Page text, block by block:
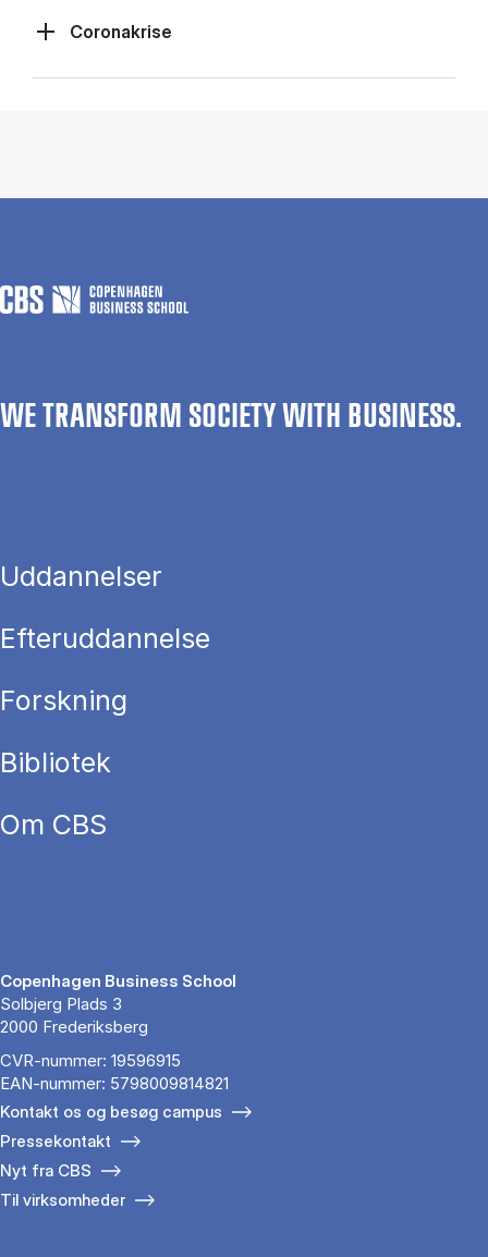
Coronakrise
WE TRANSFORM SOCIETY WITH BUSINESS.
Uddannelser
Efteruddannelse
Forskning
Bibliotek
Om CBS
Copenhagen Business School
Solbjerg Plads 3
2000 Frederiksberg
CVR-nummer: 19596915
EAN-nummer: 5798009814821
Kontakt os og besøg campus
Pressekontakt
Nyt fra CBS
Til virksomheder